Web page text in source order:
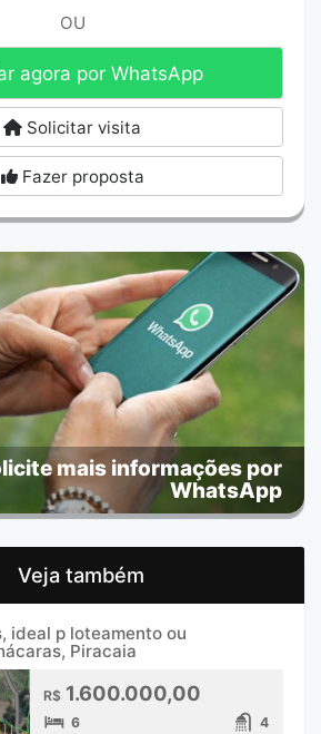
OU
agora por WhatsApp
Solicitar visita
Fazer proposta
mais informações por
WhatsApp
Veja também
ideal p loteamento ou
Piracaia
R$ 1.600.000,00
6 4